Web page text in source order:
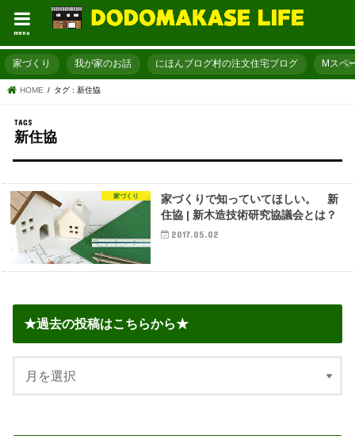
menu
家づくり 我が家のお話 にほんブログ村の注文住宅ブログ Mスペ
HOME タグ : 新住協
新住協
家づくり
家づくりで知っていてほしい。 新
住協 | 新木造技術研究協議会とは？
2017.05.02
★過去の投稿はこちらから★